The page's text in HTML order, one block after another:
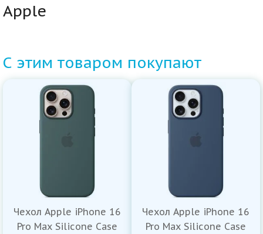
Apple
С этим товаром покупают
Чехол Apple iPhone 16
Pro Max Silicone Case
Чехол Apple iPhone 16
Pro Max Silicone Case